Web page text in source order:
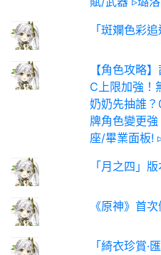
「斑斕色彩
【角色攻略
C上限加強！
奶奶先抽誰
牌角色變更
座/畢業面板!
「月之四」
《原神》首
「綺衣珍賞·